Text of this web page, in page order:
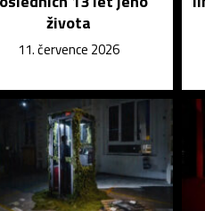
života
11. července 2026